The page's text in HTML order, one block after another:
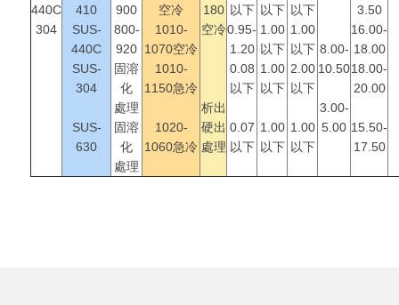
440C
304
410
SUS-
440C
SUS-
304
SUS-
630
900
800-
920
固溶
化
處理
固溶
化
處理
空冷
1010-
1070空冷
1010-
1150急冷
1020-
1060急冷
180
空冷
析出
硬出
處理
以下
0.95-
1.20
0.08
以下
0.07
以下
以下
1.00
以下
1.00
以下
1.00
以下
以下
1.00
以下
2.00
以下
1.00
以下
8.00-
10.50
3.00-
5.00
3.50
16.00-
18.00
18.00-
20.00
15.50-
17.50